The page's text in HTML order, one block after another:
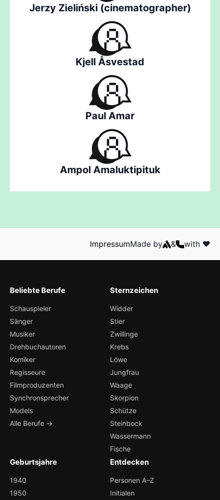
Jerzy Zieliński (cinematographer)
Kjell Åsvestad
Paul Amar
Ampol Amaluktipituk
ImpressumMade by & with ❤️
Beliebte Berufe
Schauspieler
Sänger
Musiker
Drehbuchautoren
Komiker
Regisseure
Filmproduzenten
Synchronsprecher
Models
Alle Berufe →
Sternzeichen
Widder
Stier
Zwillinge
Krebs
Löwe
Jungfrau
Waage
Skorpion
Schütze
Steinbock
Wassermann
Fische
Geburtsjahre
1940
1950
Entdecken
Personen A–Z
Initialen